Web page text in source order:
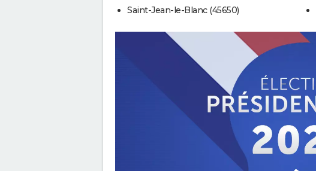
Saint-Jean-le-Blanc (45650)